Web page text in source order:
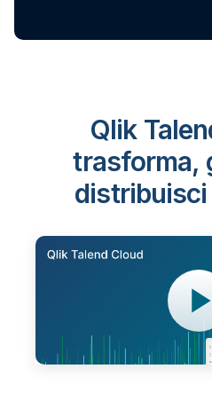
Qlik
trasforma,